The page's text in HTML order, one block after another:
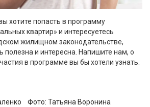
хотите попасть в программу
квартир» и интересуетесь
жилищном законодательстве,
полезна и интересна. Напишите нам, о
в программе вы бы хотели узнать.
Фото: Татьяна Воронина